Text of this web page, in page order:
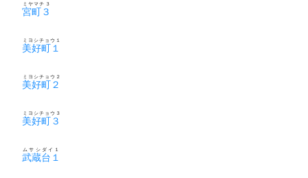
宮町３
ミヤマチ３
美好町１
ミヨシチョウ１
美好町２
ミヨシチョウ２
美好町３
ミヨシチョウ３
武蔵台１
ムサシダイ１